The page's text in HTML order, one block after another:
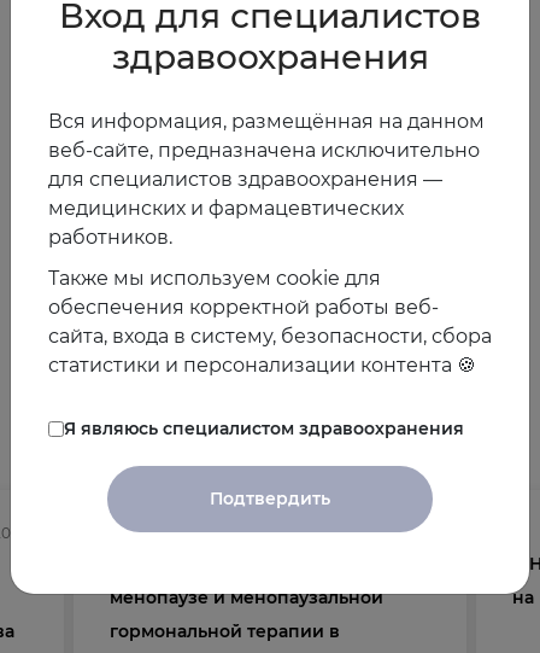
достижения целевого САД <140 мм рт ст, поскольку
более низкие целевые показатели не снижают риск
ССЗ. Эти выводы должны быть подтверждены в
рандомизированном контролируемом исследовании.
02.08.2018
новость
Другие новости
03.08.2026
менопаузе и менопаузальной
гормональной терапии в
V
на
Вход для специалистов
здравоохранения
Вся информация, размещённая на данном
веб-сайте, предназначена исключительно
для специалистов здравоохранения —
медицинских и фармацевтических
работников.
Также мы используем cookie для
обеспечения корректной работы веб-
сайта, входа в систему, безопасности, сбора
статистики и персонализации контента 🍪
Я являюсь специалистом здравоохранения
Подтвердить